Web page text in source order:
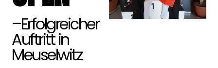
–Erfolgreicher
Auftritt in
Meuselwitz